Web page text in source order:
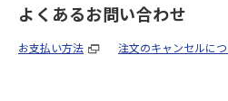
よくあるお問い合わせ
お支払い方法 注文のキャンセルに